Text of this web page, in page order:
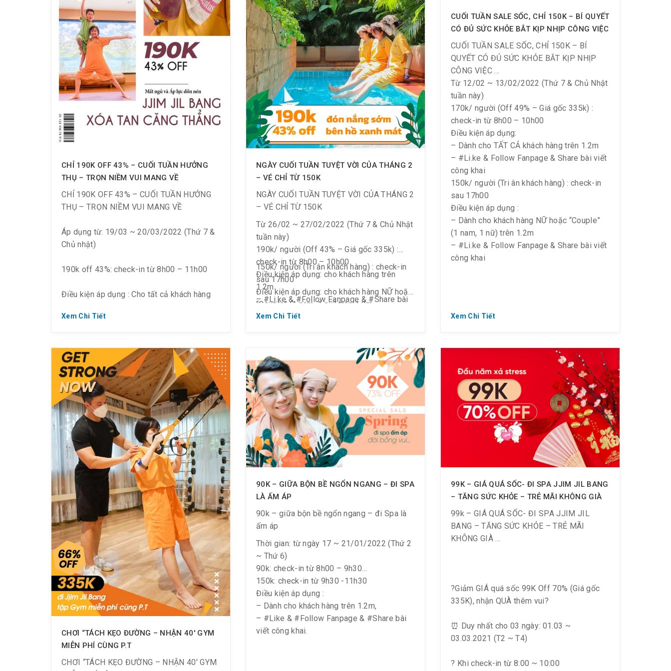
TẦM CAO VỚI NĂNG LƯỢNG TÍCH CỰC
Chỉ 252K dành cho Facial massage 60 phút
(giá gốc 420K)
CHỈ 190K OFF 43% – CUỐI TUẦN HƯỞNG
THỤ – TRỌN NIỀM VUI MANG VỀ
CHỈ 190K OFF 43% – CUỐI TUẦN HƯỞNG
THỤ – TRỌN NIỀM VUI MANG VỀ
Áp dụng từ: 19/03 ~ 20/03/2022 (Thứ 7 &
Chủ nhật)
190k off 43%: check-in từ 8h00 – 11h00
Điều kiện áp dụng : Cho tất cả khách hàng
Buổi tối:
170k off 49%: check-in sau 17h00
Điều kiện áp dụng: Cho khách NỮ hoặc
“Couple” (1 nam, 1 nữ) (từ 1.2 m trở lên)
– #Li.ke & #Follow Fanpage & #Share bài
viết công khai.
Xem Chi Tiết
NGÀY CUỐI TUẦN TUYỆT VỜI CỦA THÁNG 2
– VÉ CHỈ TỪ 150K
NGÀY CUỐI TUẦN TUYỆT VỜI CỦA THÁNG 2
– VÉ CHỈ TỪ 150K
Từ 26/02 ~ 27/02/2022 (Thứ 7 & Chủ Nhật
tuần này)
190k/ người (Off 43% – Giá gốc 335k) :
check-in từ 8h00 – 10h00
Điều kiện áp dụng: cho khách hàng trên
1.2m
– #Li.ke & #Follow Fanpage & #Share bài
viết công khai
150k/ người (Tri ân khách hàng) : check-in
sau 17h00
Điều kiện áp dụng: cho khách hàng NỮ hoặc
“Couple” (1 nam, 1 nữ) trên 1.2m
– #Li.ke & #Follow Fanpage & #Share bài
Xem Chi Tiết
CUỐI TUẦN SALE SỐC, CHỈ 150K – BÍ QUYẾT
CÓ ĐỦ SỨC KHỎE BẮT KỊP NHỊP CÔNG VIỆC
CUỐI TUẦN SALE SỐC, CHỈ 150K – BÍ
QUYẾT CÓ ĐỦ SỨC KHỎE BẮT KỊP NHỊP
CÔNG VIỆC
Từ 12/02 ~ 13/02/2022 (Thứ 7 & Chủ Nhật
tuần này)
170k/ người (Off 49% – Giá gốc 335k) :
check-in từ 8h00 – 10h00
Điều kiện áp dụng:
– Dành cho TẤT CẢ khách hàng trên 1.2m
– #Li.ke & Follow Fanpage & Share bài viết
công khai
150k/ người (Tri ân khách hàng) : check-in
sau 17h00
Điều kiện áp dụng :
– Dành cho khách hàng NỮ hoặc “Couple”
(1 nam, 1 nữ) trên 1.2m
– #Li.ke & Follow Fanpage & Share bài viết
công khai
Xem Chi Tiết
CHƠI “TÁCH KẸO ĐƯỜNG – NHẬN 40′ GYM
MIỄN PHÍ CÙNG P.T
CHƠI “TÁCH KẸO ĐƯỜNG – NHẬN 40′ GYM
90K – GIỮA BỘN BỀ NGỔN NGANG – ĐI SPA
LÀ ẤM ÁP
90k – giữa bộn bề ngổn ngang – đi Spa là
ấm áp
Thời gian: từ ngày 17 ~ 21/01/2022 (Thứ 2
~ Thứ 6)
90k: check-in từ 8h00 – 9h30
150k: check-in từ 9h30 -11h30
Điều kiện áp dụng :
– Dành cho khách hàng trên 1.2m,
– #Like & #Follow Fanpage & #Share bài
viết công khai.
99K – GIÁ QUÁ SỐC- ĐI SPA JJIM JIL BANG
– TĂNG SỨC KHỎE – TRẺ MÃI KHÔNG GIÀ
99k – GIÁ QUÁ SỐC- ĐI SPA JJIM JIL
BANG – TĂNG SỨC KHỎE – TRẺ MÃI
KHÔNG GIÀ
?Giảm GIÁ quá sốc 99K Off 70% (Giá gốc
335K), nhận QUÀ thêm vui?
⏰ Duy nhất cho 03 ngày: 01.03 ~
03.03.2021 (T2 ~ T4)
️? Khi check-in từ 8:00 ~ 10:00